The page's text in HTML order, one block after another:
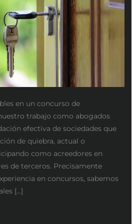
en un concurso de
trabajo como abogados
efectiva de sociedades que
de quiebra, actual o
como acreedores en
de terceros. Precisamente
en concursos, sabemos
[…]